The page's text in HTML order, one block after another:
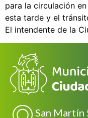
para la circulación
esta tarde y el
El intendente de la
San Martín